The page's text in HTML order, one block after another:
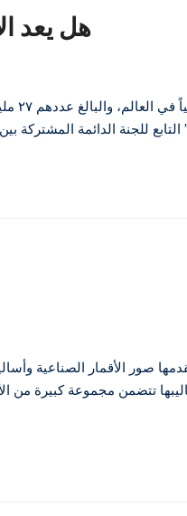
هل يعد
صور الأقمار الصناعية
تتضمن مجموعة كبيرة من